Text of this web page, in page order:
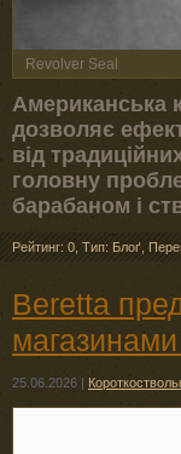
Revolver Seal
Американська
дозволяє
від
головну
барабаном і
Рейтинг: 0 Тип: Блоґ
Beretta
25.06.2026 |